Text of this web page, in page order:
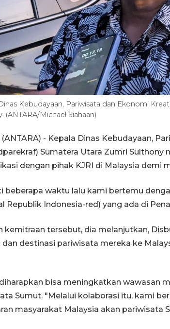
Kebudayaan, Pariwisata dan Ekonomi
(ANTARA/Michael Siahaan)
- Kepala Dinas Kebudayaan,
Sumatera Utara Zumri Sulthony
dengan pihak KJRI di Malaysia demi
beberapa waktu lalu kami bertemu
Republik Indonesia-red) yang ada di
kemitraan tersebut, dia melanjutkan,
destinasi pariwisata mereka ke
bisa meningkatkan wawasan
Sumut. "Melalui kolaborasi itu, kami
masyarakat Malaysia akan pariwisata